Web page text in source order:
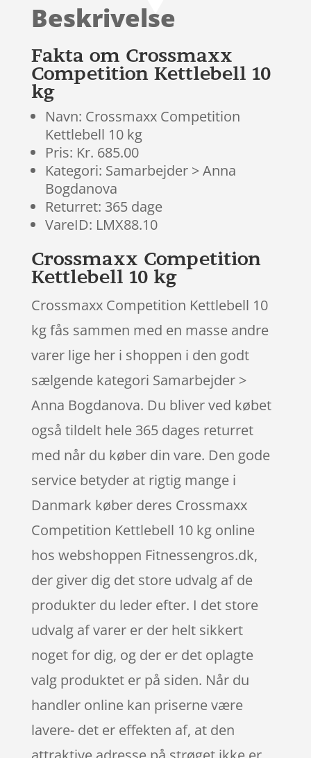
på
ømmels
er
Beskrivelse
Fakta om Crossmaxx
Competition Kettlebell 10
kg
Navn: Crossmaxx Competition
Kettlebell 10 kg
Pris: Kr. 685.00
Kategori: Samarbejder > Anna
Bogdanova
Returret: 365 dage
VareID: LMX88.10
Crossmaxx Competition
Kettlebell 10 kg
Crossmaxx Competition Kettlebell 10
kg fås sammen med en masse andre
varer lige her i shoppen i den godt
sælgende kategori Samarbejder >
Anna Bogdanova. Du bliver ved købet
også tildelt hele 365 dages returret
med når du køber din vare. Den gode
service betyder at rigtig mange i
Danmark køber deres Crossmaxx
Competition Kettlebell 10 kg online
hos webshoppen Fitnessengros.dk,
der giver dig det store udvalg af de
produkter du leder efter. I det store
udvalg af varer er der helt sikkert
noget for dig, og der er det oplagte
valg produktet er på siden. Når du
handler online kan priserne være
lavere- det er effekten af, at den